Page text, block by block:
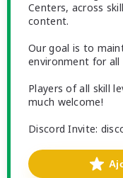
Centers, across
content.
Our goal is to
environment for all
Players of all skill
much welcome!
Discord Invite: